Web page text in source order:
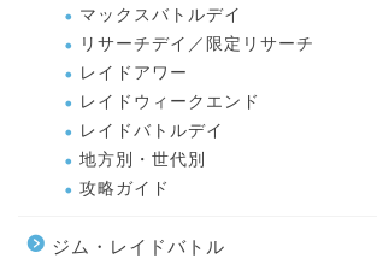
マックスバトルデイ
リサーチデイ／限定リサーチ
レイドアワー
レイドウィークエンド
レイドバトルデイ
地方別・世代別
攻略ガイド
ジム・レイドバトル